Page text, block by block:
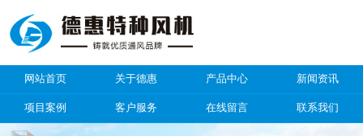
网站首页 关于德惠 产品中心 新闻资讯
项目案例 客户服务 在线留言 联系我们